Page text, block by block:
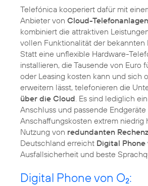
Telefónica kooperiert dafür mit
Anbieter von Cloud-Telefonanlagen
kombiniert die attraktiven
vollen Funktionalität der bekannten
Statt eine unflexible Hardware-
installieren, die Tausende von Euro
oder Leasing kosten kann und sich
erweitern lässt, telefonieren die
über die Cloud. Es sind lediglich
Anschluss und passende Endgeräte
Anschaffungskosten extrem niedrig
Nutzung von redundanten
Deutschland erreicht Digital Phone
Ausfallsicherheit und beste
Digital Phone von O2: